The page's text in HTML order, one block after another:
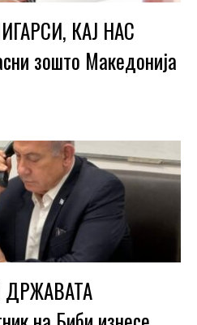
КАЈ НАС
зошто Македонија
ДРЖАВАТА